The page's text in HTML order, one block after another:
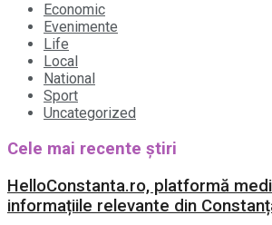
Economic
Evenimente
Life
Local
National
Sport
Uncategorized
Cele mai recente știri
HelloConstanta.ro, platformă
informațiile relevante din